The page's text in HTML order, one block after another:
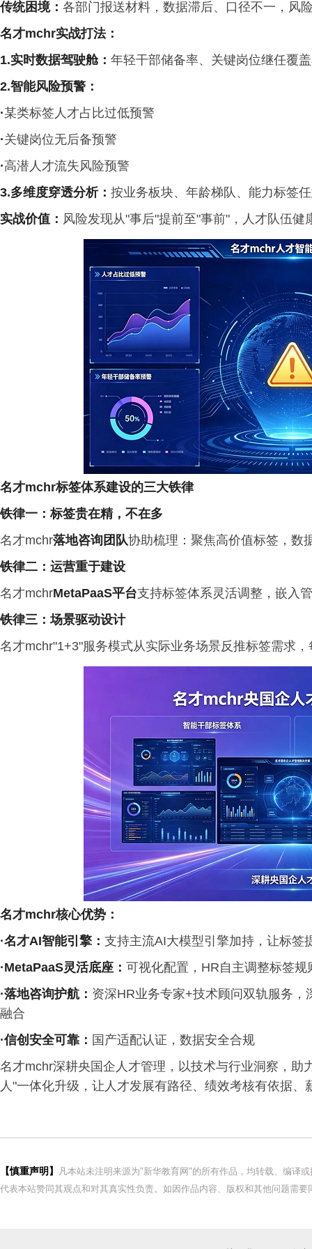
传统困境： 各部门报送材料，数据滞后、口径不一，风
名才mchr实战打法：
1.实时数据驾驶舱： 年轻干部储备率、关键岗位继任覆
2.智能风险预警 ：
·某类标签人才占比过低预警
·关键岗位无后备预警
·高潜人才流失风险预警
3.多维度穿透分析： 按业务板块、年龄梯队、能力标签
实战价值 ： 风险发现从"事后"提前至"事前"，人才队伍健
名才mchr标签体系建设的三大铁律
铁律一：标签贵在精，不在多
名才mchr落地咨询团队协助梳理：聚焦高价值标签，数
铁律二：运营重于建设
名才mchrMetaPaaS平台支持标签体系灵活调整，嵌入
铁律三：场景驱动设计
名才mchr"1+3"服务模式从实际业务场景反推标签需求
名才mchr核心优势 ：
·名才AI智能引擎： 支持主流AI大模型引擎加持，让标签
·MetaPaaS灵活底座 ： 可视化配置，HR自主调整标签
·落地咨询护航 ： 资深HR业务专家+技术顾问双轨服务
融合
·信创安全可靠 ： 国产适配认证，数据安全合规
名才mchr深耕央国企人才管理，以技术与行业洞察，助
人"一体化升级，让人才发展有路径、绩效考核有依据、
【慎重声明】
凡本站未注明来源为"新华教育网"的所有作品，均转载、编译
代表本站赞同其观点和对其真实性负责。如因作品内容、版权和其他问题需